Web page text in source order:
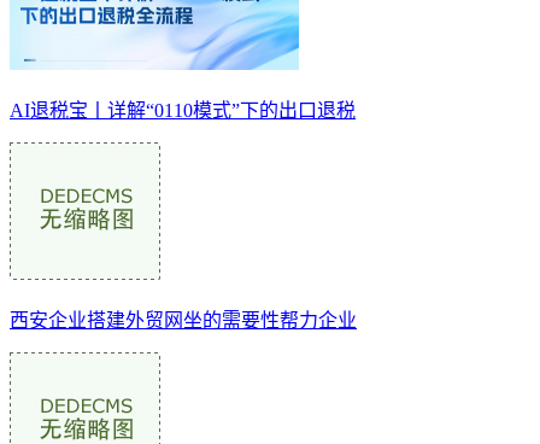
AI退税宝丨详解“0110模式”下的出口退税
西安企业搭建外贸网坐的需要性帮力企业